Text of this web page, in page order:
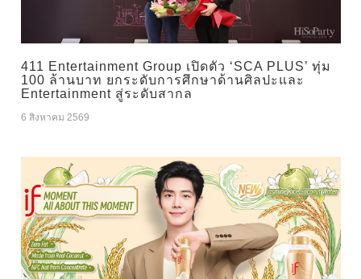
411 Entertainment Group เปิดตัว ‘SCA PLUS’ ทุ่ม
100 ล้านบาท ยกระดับการศึกษาด้านศิลปะและ
Entertainment สู่ระดับสากล
6 สิงหาคม 2569